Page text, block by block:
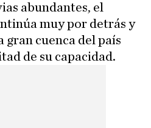
abundantes, el
muy por detrás y
gran cuenca del país
de su capacidad.